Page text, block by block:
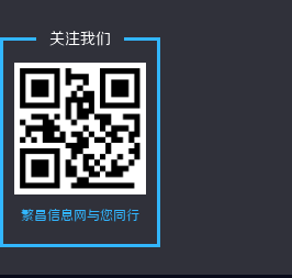
关注我们
繁昌信息网与您同行